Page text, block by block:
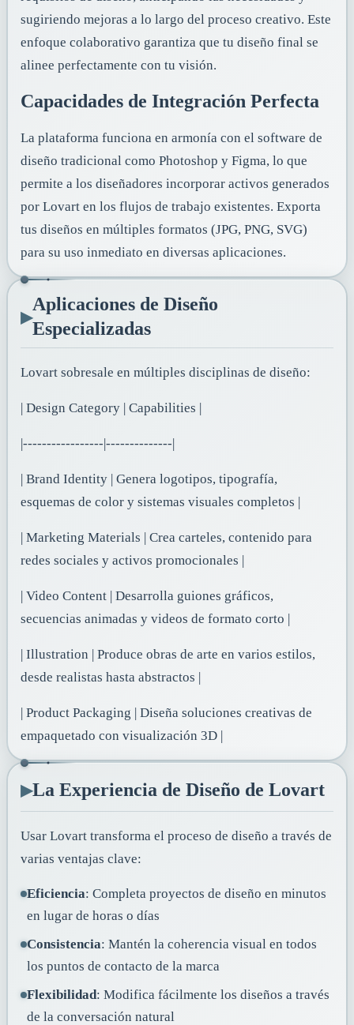
sugiriendo mejoras a lo largo del proceso creativo. Este
enfoque colaborativo garantiza que tu diseño final se
alinee perfectamente con tu visión.
Capacidades de Integración Perfecta
La plataforma funciona en armonía con el software de
diseño tradicional como Photoshop y Figma, lo que
permite a los diseñadores incorporar activos generados
por Lovart en los flujos de trabajo existentes. Exporta
tus diseños en múltiples formatos (JPG, PNG, SVG)
para su uso inmediato en diversas aplicaciones.
▸Aplicaciones de Diseño
Especializadas
Lovart sobresale en múltiples disciplinas de diseño:
| Design Category | Capabilities |
|-----------------|--------------|
| Brand Identity | Genera logotipos, tipografía,
esquemas de color y sistemas visuales completos |
| Marketing Materials | Crea carteles, contenido para
redes sociales y activos promocionales |
| Video Content | Desarrolla guiones gráficos,
secuencias animadas y videos de formato corto |
| Illustration | Produce obras de arte en varios estilos,
desde realistas hasta abstractos |
| Product Packaging | Diseña soluciones creativas de
empaquetado con visualización 3D |
▸La Experiencia de Diseño de Lovart
Usar Lovart transforma el proceso de diseño a través de
varias ventajas clave:
Eficiencia: Completa proyectos de diseño en minutos
en lugar de horas o días
Consistencia: Mantén la coherencia visual en todos
los puntos de contacto de la marca
Flexibilidad: Modifica fácilmente los diseños a través
de la conversación natural